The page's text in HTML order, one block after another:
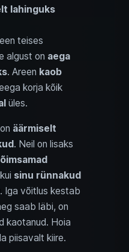
lahinguks
teises
algust on aega
. Areen kaob
korja kõik
üles.
äärmiselt
. Neil on lisaks
sinu rünnakud
. Iga võitlus kestab
saab läbi, on
kaotanud. Hoia
piisavalt kiire.